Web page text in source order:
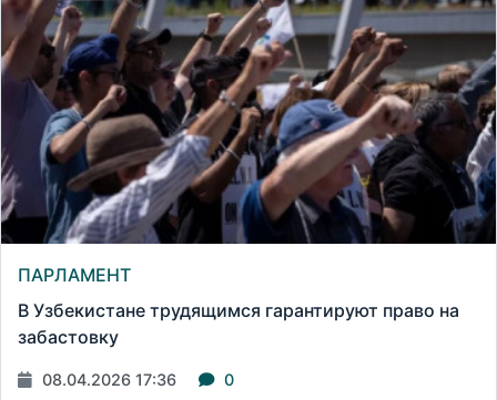
ПАРЛАМЕНТ
В Узбекистане трудящимся гарантируют право на
забастовку
08.04.2026 17:36 0